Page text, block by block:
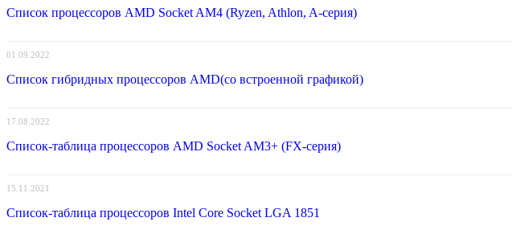
Список процессоров AMD Socket AM4 (Ryzen, Athlon, A-серия)
01.09.2022
Список гибридных процессоров AMD(со встроенной графикой)
17.08.2022
Список-таблица процессоров AMD Socket AM3+ (FX-серия)
15.11.2021
Список-таблица процессоров Intel Core Socket LGA 1851